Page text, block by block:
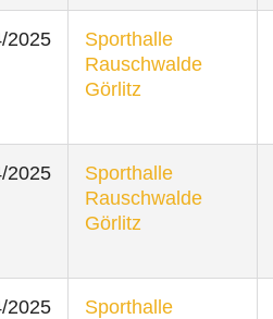
2025
Sporthalle
Rauschwalde
Görlitz
2025
Sporthalle
Rauschwalde
Görlitz
2025
Sporthalle